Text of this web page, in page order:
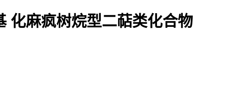
化麻疯树烷型二萜类化合物